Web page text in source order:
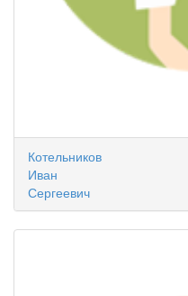
Котельников
Иван
Сергеевич